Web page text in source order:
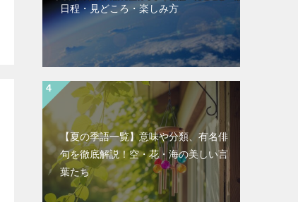
日程・見どころ・楽しみ方
【夏の季語一覧】意味や分類、有名俳
句を徹底解説！空・花・海の美しい言
葉たち